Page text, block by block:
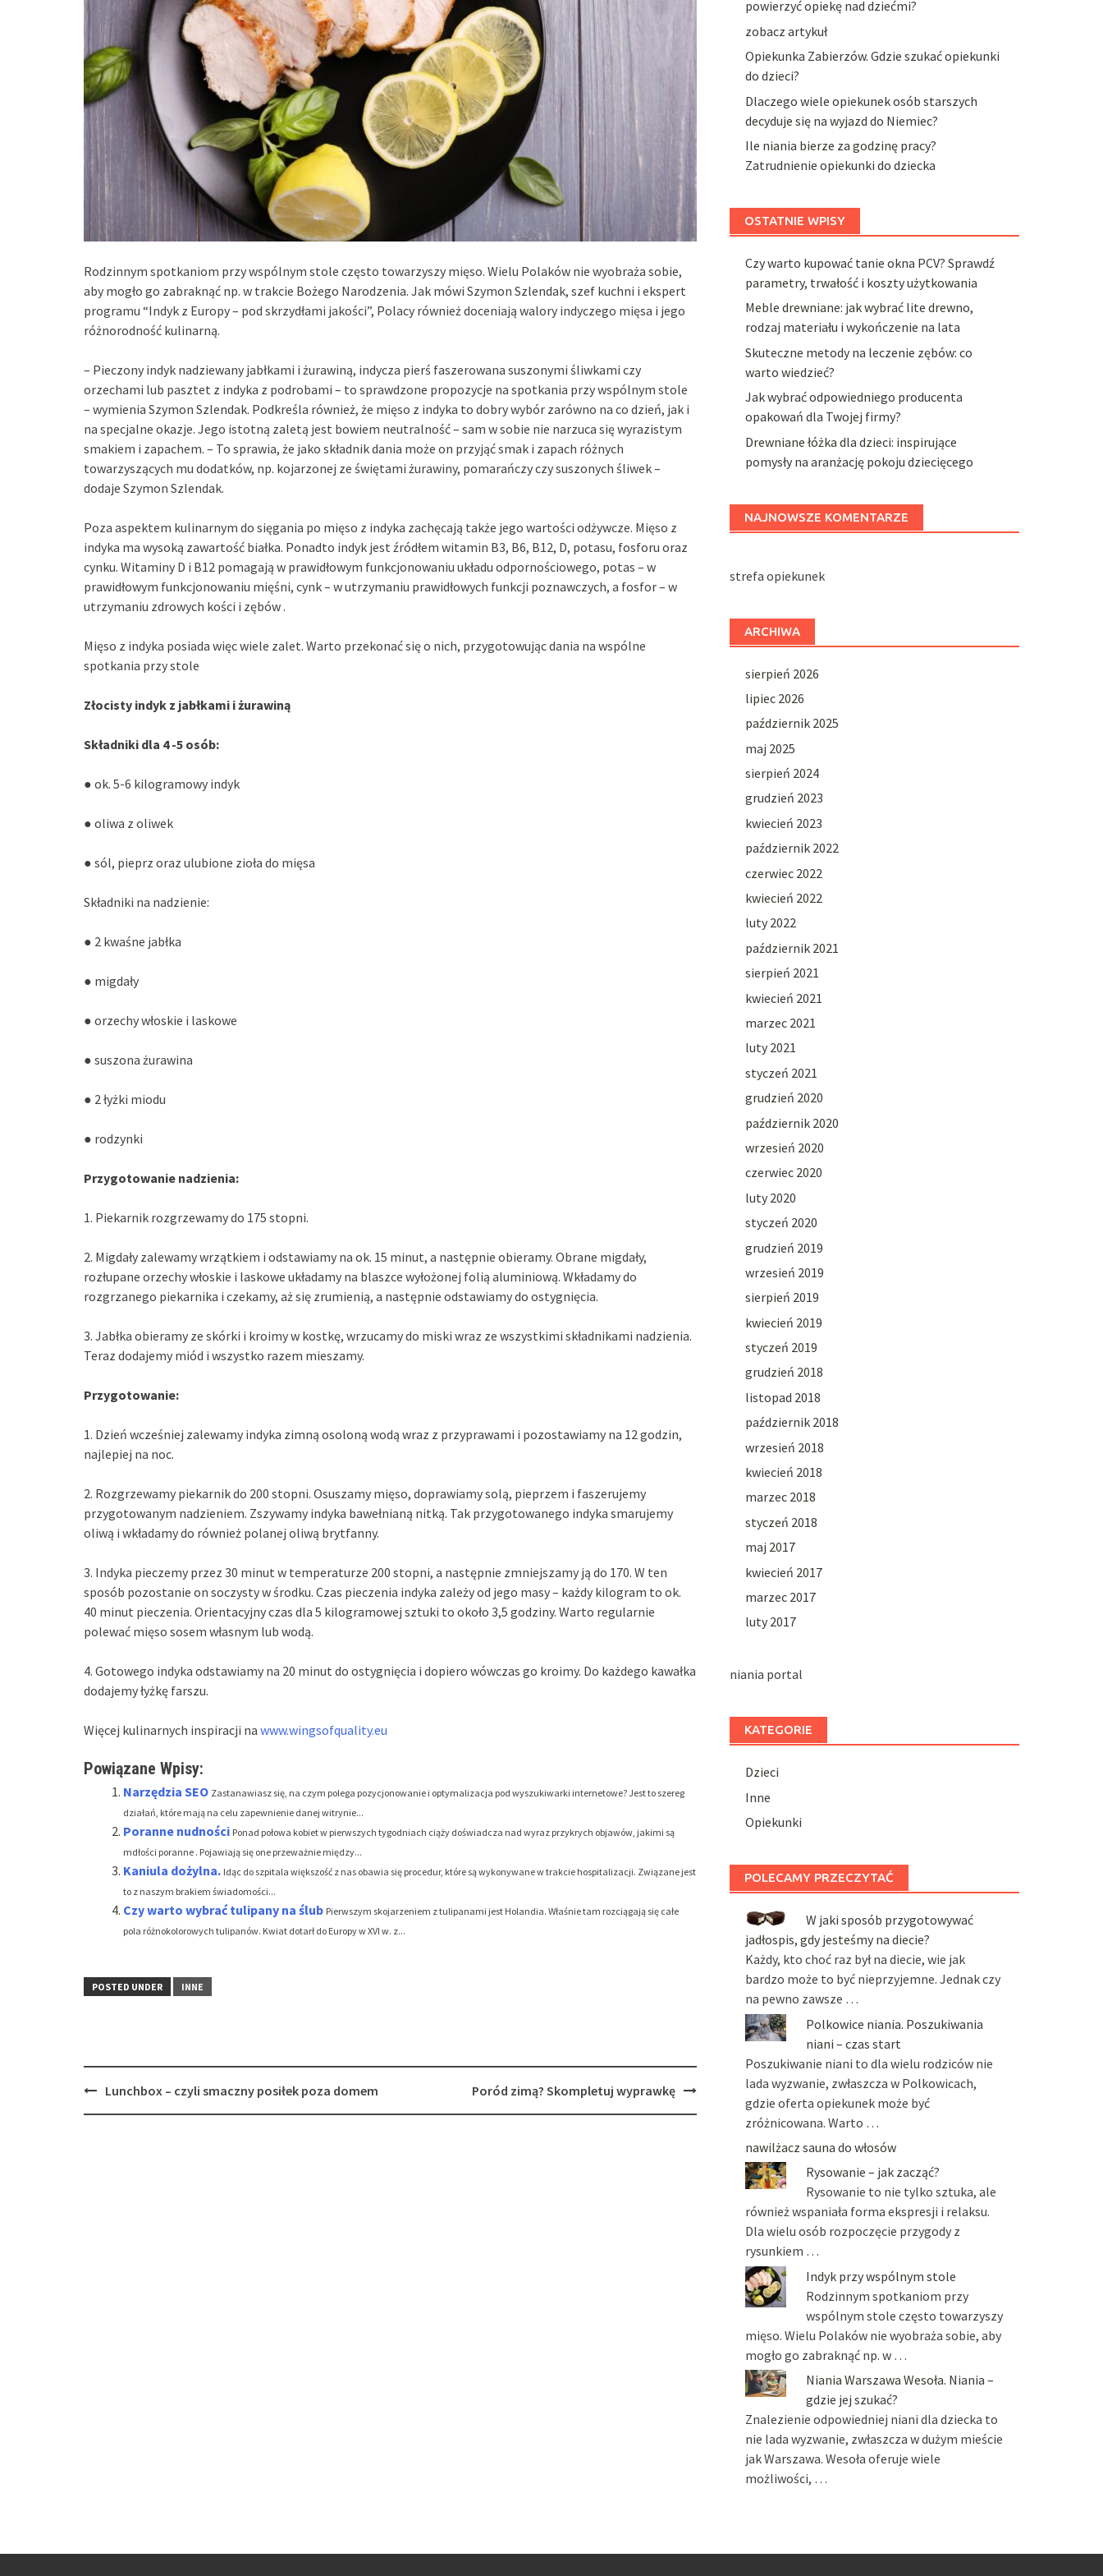
Rodzinnym spotkaniom przy wspólnym stole często towarzyszy mięso. Wielu Polaków nie wyobraża sobie,
aby mogło go zabraknąć np. w trakcie Bożego Narodzenia. Jak mówi Szymon Szlendak, szef kuchni i ekspert
programu “Indyk z Europy – pod skrzydłami jakości”, Polacy również doceniają walory indyczego mięsa i jego
różnorodność kulinarną.
– Pieczony indyk nadziewany jabłkami i żurawiną, indycza pierś faszerowana suszonymi śliwkami czy
orzechami lub pasztet z indyka z podrobami – to sprawdzone propozycje na spotkania przy wspólnym stole
– wymienia Szymon Szlendak. Podkreśla również, że mięso z indyka to dobry wybór zarówno na co dzień, jak i
na specjalne okazje. Jego istotną zaletą jest bowiem neutralność – sam w sobie nie narzuca się wyrazistym
smakiem i zapachem. – To sprawia, że jako składnik dania może on przyjąć smak i zapach różnych
towarzyszących mu dodatków, np. kojarzonej ze świętami żurawiny, pomarańczy czy suszonych śliwek –
dodaje Szymon Szlendak.
Poza aspektem kulinarnym do sięgania po mięso z indyka zachęcają także jego wartości odżywcze. Mięso z
indyka ma wysoką zawartość białka. Ponadto indyk jest źródłem witamin B3, B6, B12, D, potasu, fosforu oraz
cynku. Witaminy D i B12 pomagają w prawidłowym funkcjonowaniu układu odpornościowego, potas – w
prawidłowym funkcjonowaniu mięśni, cynk – w utrzymaniu prawidłowych funkcji poznawczych, a fosfor – w
utrzymaniu zdrowych kości i zębów .
Mięso z indyka posiada więc wiele zalet. Warto przekonać się o nich, przygotowując dania na wspólne
spotkania przy stole
Złocisty indyk z jabłkami i żurawiną
Składniki dla 4 -5 osób:
● ok. 5-6 kilogramowy indyk
● oliwa z oliwek
● sól, pieprz oraz ulubione zioła do mięsa
Składniki na nadzienie:
● 2 kwaśne jabłka
● migdały
● orzechy włoskie i laskowe
● suszona żurawina
● 2 łyżki miodu
● rodzynki
Przygotowanie nadzienia:
1. Piekarnik rozgrzewamy do 175 stopni.
2. Migdały zalewamy wrzątkiem i odstawiamy na ok. 15 minut, a następnie obieramy. Obrane migdały,
rozłupane orzechy włoskie i laskowe układamy na blaszce wyłożonej folią aluminiową. Wkładamy do
rozgrzanego piekarnika i czekamy, aż się zrumienią, a następnie odstawiamy do ostygnięcia.
3. Jabłka obieramy ze skórki i kroimy w kostkę, wrzucamy do miski wraz ze wszystkimi składnikami nadzienia.
Teraz dodajemy miód i wszystko razem mieszamy.
Przygotowanie:
1. Dzień wcześniej zalewamy indyka zimną osoloną wodą wraz z przyprawami i pozostawiamy na 12 godzin,
najlepiej na noc.
2. Rozgrzewamy piekarnik do 200 stopni. Osuszamy mięso, doprawiamy solą, pieprzem i faszerujemy
przygotowanym nadzieniem. Zszywamy indyka bawełnianą nitką. Tak przygotowanego indyka smarujemy
oliwą i wkładamy do również polanej oliwą brytfanny.
3. Indyka pieczemy przez 30 minut w temperaturze 200 stopni, a następnie zmniejszamy ją do 170. W ten
sposób pozostanie on soczysty w środku. Czas pieczenia indyka zależy od jego masy – każdy kilogram to ok.
40 minut pieczenia. Orientacyjny czas dla 5 kilogramowej sztuki to około 3,5 godziny. Warto regularnie
polewać mięso sosem własnym lub wodą.
4. Gotowego indyka odstawiamy na 20 minut do ostygnięcia i dopiero wówczas go kroimy. Do każdego kawałka
dodajemy łyżkę farszu.
Więcej kulinarnych inspiracji na www.wingsofquality.eu
Powiązane Wpisy:
Narzędzia SEO Zastanawiasz się, na czym polega pozycjonowanie i optymalizacja pod wyszukiwarki internetowe? Jest to szereg
działań, które mają na celu zapewnienie danej witrynie...
Poranne nudności Ponad połowa kobiet w pierwszych tygodniach ciąży doświadcza nad wyraz przykrych objawów, jakimi są
mdłości poranne . Pojawiają się one przeważnie między...
Kaniula dożylna. Idąc do szpitala większość z nas obawia się procedur, które są wykonywane w trakcie hospitalizacji. Związane jest
to z naszym brakiem świadomości...
Czy warto wybrać tulipany na ślub Pierwszym skojarzeniem z tulipanami jest Holandia. Właśnie tam rozciągają się całe
pola różnokolorowych tulipanów. Kwiat dotarł do Europy w XVI w. z...
POSTED UNDER INNE
Post
navigation
Lunchbox – czyli smaczny posiłek poza domem Poród zimą? Skompletuj wyprawkę
powierzyć opiekę nad dziećmi?
zobacz artykuł
Opiekunka Zabierzów. Gdzie szukać opiekunki
do dzieci?
Dlaczego wiele opiekunek osób starszych
decyduje się na wyjazd do Niemiec?
Ile niania bierze za godzinę pracy?
Zatrudnienie opiekunki do dziecka
OSTATNIE WPISY
Czy warto kupować tanie okna PCV? Sprawdź
parametry, trwałość i koszty użytkowania
Meble drewniane: jak wybrać lite drewno,
rodzaj materiału i wykończenie na lata
Skuteczne metody na leczenie zębów: co
warto wiedzieć?
Jak wybrać odpowiedniego producenta
opakowań dla Twojej firmy?
Drewniane łóżka dla dzieci: inspirujące
pomysły na aranżację pokoju dziecięcego
NAJNOWSZE KOMENTARZE
strefa opiekunek
ARCHIWA
sierpień 2026
lipiec 2026
październik 2025
maj 2025
sierpień 2024
grudzień 2023
kwiecień 2023
październik 2022
czerwiec 2022
kwiecień 2022
luty 2022
październik 2021
sierpień 2021
kwiecień 2021
marzec 2021
luty 2021
styczeń 2021
grudzień 2020
październik 2020
wrzesień 2020
czerwiec 2020
luty 2020
styczeń 2020
grudzień 2019
wrzesień 2019
sierpień 2019
kwiecień 2019
styczeń 2019
grudzień 2018
listopad 2018
październik 2018
wrzesień 2018
kwiecień 2018
marzec 2018
styczeń 2018
maj 2017
kwiecień 2017
marzec 2017
luty 2017
niania portal
KATEGORIE
Dzieci
Inne
Opiekunki
POLECAMY PRZECZYTAĆ
W jaki sposób przygotowywać
jadłospis, gdy jesteśmy na diecie?
Każdy, kto choć raz był na diecie, wie jak
bardzo może to być nieprzyjemne. Jednak czy
na pewno zawsze …
Polkowice niania. Poszukiwania
niani – czas start
Poszukiwanie niani to dla wielu rodziców nie
lada wyzwanie, zwłaszcza w Polkowicach,
gdzie oferta opiekunek może być
zróżnicowana. Warto …
nawilżacz sauna do włosów
Rysowanie – jak zacząć?
Rysowanie to nie tylko sztuka, ale
również wspaniała forma ekspresji i relaksu.
Dla wielu osób rozpoczęcie przygody z
rysunkiem …
Indyk przy wspólnym stole
Rodzinnym spotkaniom przy
wspólnym stole często towarzyszy
mięso. Wielu Polaków nie wyobraża sobie, aby
mogło go zabraknąć np. w …
Niania Warszawa Wesoła. Niania –
gdzie jej szukać?
Znalezienie odpowiedniej niani dla dziecka to
nie lada wyzwanie, zwłaszcza w dużym mieście
jak Warszawa. Wesoła oferuje wiele
możliwości, …